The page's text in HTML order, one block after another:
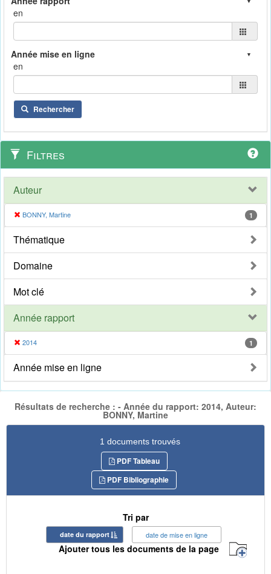
en
en
Rechercher
Filtres
Auteur
BONNY, Martine 1
Thématique
Domaine
Mot clé
Année rapport
2014 1
Année mise en ligne
Résultats de recherche : - Année du rapport: 2014, Auteur:
BONNY, Martine
1 documents trouvés
PDF Tableau
PDF Bibliographie
Tri par
date du rapport date de mise en ligne
Ajouter tous les documents de la page